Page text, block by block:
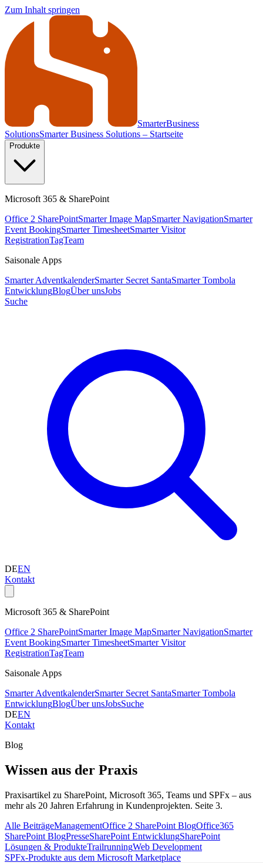
Zum Inhalt springen
SmarterBusiness
SolutionsSmarter Business Solutions – Startseite
Produkte
Microsoft 365 & SharePoint
Office 2 SharePointSmarter Image MapSmarter NavigationSmarter
Event BookingSmarter TimesheetSmarter Visitor
RegistrationTagTeam
Saisonale Apps
Smarter AdventkalenderSmarter Secret SantaSmarter Tombola
EntwicklungBlogÜber unsJobs
Suche
DEEN
Kontakt
Microsoft 365 & SharePoint
Office 2 SharePointSmarter Image MapSmarter NavigationSmarter
Event BookingSmarter TimesheetSmarter Visitor
RegistrationTagTeam
Saisonale Apps
Smarter AdventkalenderSmarter Secret SantaSmarter Tombola
EntwicklungBlogÜber unsJobsSuche
DEEN
Kontakt
Blog
Wissen aus der Praxis
Praxisartikel zu SharePoint, Microsoft 365, Teams und SPFx – aus
mehr als 20 Jahren Erfahrung in Kundenprojekten. Seite 3.
Alle BeiträgeManagementOffice 2 SharePoint BlogOffice365
SharePoint BlogPresseSharePoint EntwicklungSharePoint
Lösungen & ProdukteTrailrunningWeb Development
SPFx-Produkte aus dem Microsoft Marketplace